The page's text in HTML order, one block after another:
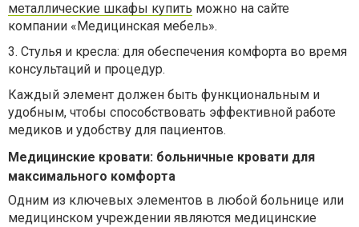
металлические шкафы купить можно на сайте
компании «Медицинская мебель».
3. Стулья и кресла: для обеспечения комфорта во время
консультаций и процедур.
Каждый элемент должен быть функциональным и
удобным, чтобы способствовать эффективной работе
медиков и удобству для пациентов.
Медицинские кровати: больничные кровати для
максимального комфорта
Одним из ключевых элементов в любой больнице или
медицинском учреждении являются медицинские